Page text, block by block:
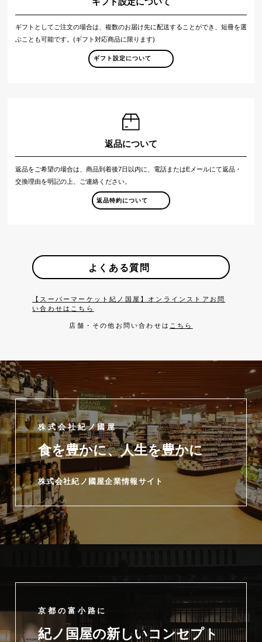
ギフト設定について
ギフトとしてご注文の場合は、複数のお届け先に配送することができ、短冊を選
ぶことも可能です。(ギフト対応商品に限ります)
ギフト設定について
返品について
返品をご希望の場合は、商品到着後7日以内に、電話またはEメールにて返品・
交換理由を明記の上、ご連絡ください。
返品特約について
よくある質問
【スーパーマーケット紀ノ国屋】オンラインストアお問
い合わせはこちら
店舗・その他お問い合わせは こちら
株式会社紀ノ國屋
食を豊かに、人生を豊かに
株式会社紀ノ國屋企業情報サイト
京都の富小路に
紀ノ国屋の新しいコンセプト